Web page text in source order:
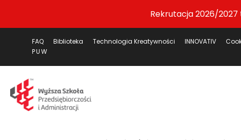
Rekrutacja 2026/2027
FAQ Biblioteka Technologia Kreatywności INNOVATIV
PUW